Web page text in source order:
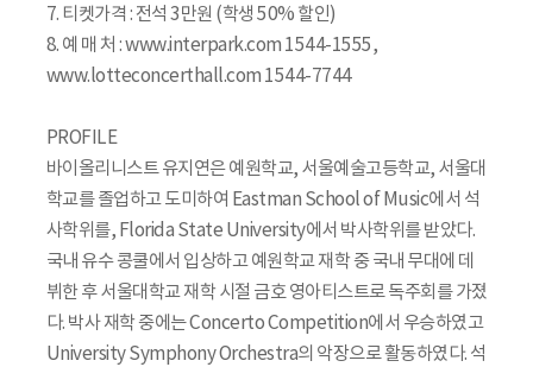
7. 티켓가격 : 전석 3만원 (학생 50% 할인)
8. 예 매 처 : www.interpark.com 1544-1555,
www.lotteconcerthall.com 1544-7744
PROFILE
바이올리니스트 유지연은 예원학교, 서울예술고등학교, 서울대
학교를 졸업하고 도미하여 Eastman School of Music에서 석
사학위를, Florida State University에서 박사학위를 받았다.
국내 유수 콩쿨에서 입상하고 예원학교 재학 중 국내 무대에 데
뷔한 후 서울대학교 재학 시절 금호 영아티스트로 독주회를 가졌
다. 박사 재학 중에는 Concerto Competition에서 우승하였고
University Symphony Orchestra의 악장으로 활동하였다. 석